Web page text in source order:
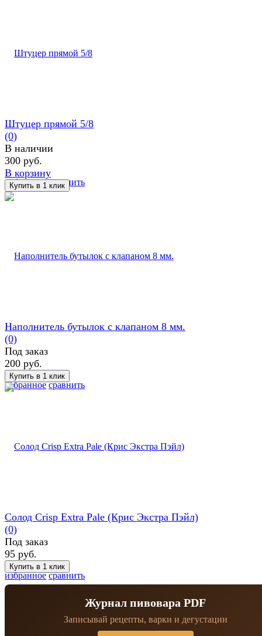
избранное сравнить
Штуцер прямой 5/8
(0)
В наличии
300 руб.
В корзину
избранное сравнить
Наполнитель бутылок с клапаном 8 мм.
(0)
Под заказ
200 руб.
избранное сравнить
Солод Crisp Extra Pale (Крис Экстра Пэйл)
(0)
Под заказ
95 руб.
Журнал пивовара PDF
Записывай рецепты, варки и дегустации